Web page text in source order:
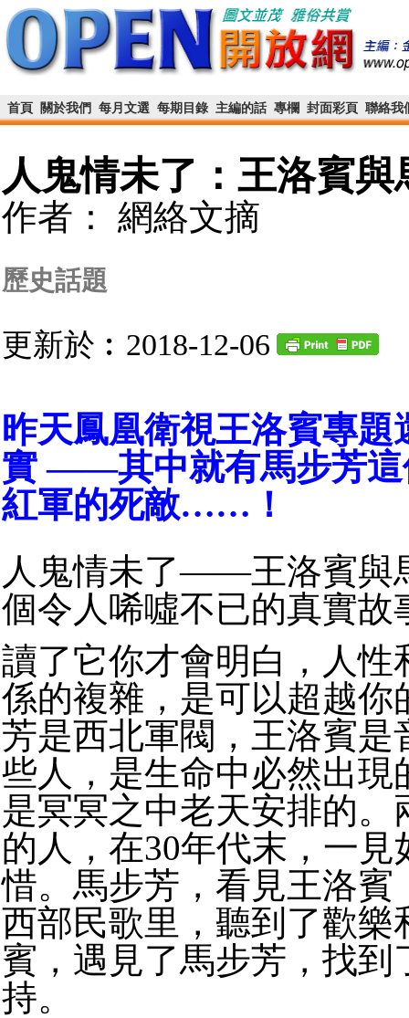
首頁 關於我們 每月文選 每期目錄 主編的話 專欄 封面彩頁 聯絡我
人鬼情未了：王洛賓與
作者： 網絡文摘
歷史話題
更新於︰2018-12-06
昨天鳳凰衛視王洛賓專題
實 ——其中就有馬步芳這
紅軍的死敵……！
人鬼情未了——王洛賓與
個令人唏噓不已的真實故
讀了它你才會明白，人性
係的複雜，是可以超越你
芳是西北軍閥，王洛賓是
些人，是生命中必然出現
是冥冥之中老天安排的。
的人，在30年代末，一見
惜。 馬步芳，看見王洛賓
西部民歌里，聽到了歡樂
賓，遇見了馬步芳，找到
持。